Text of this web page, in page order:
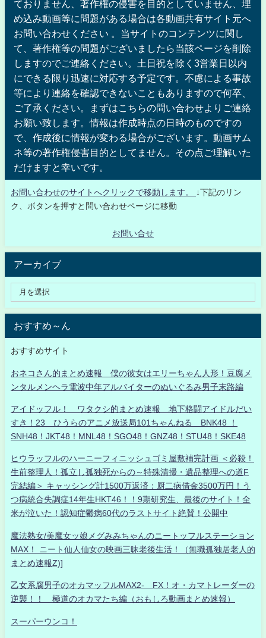
ておりません、著作権の侵害を目的としていません、埋
め込み動画等に問題がある場合は各動画共有サイト元へ
お問い合わせください 。当サイトのコンテンツに関し
て、著作権等の問題がございましたら当該ページを削除
しますのでご連絡ください。土日祝を除く3営業日以内
にできる限り迅速に対応する予定です。不慮による事故
等により連絡を確認できないこともありますので何卒、
ご了承ください。まずはこちらの問い合わせよりご連絡
お願い致します。情報は作成時点の日時のものですの
で、作成後に情報が変わる場合がございます。動画サム
ネ等の著作権侵害目的としてません。その点ご理解いた
だけますと幸いです。
お問い合わせのサイトへクリックで移動します。
↓下記のリン
ク、ボタンを押すと問い合わせページに移動
お問い合せ
アーカイブ
おすすめ～ん
おすすめサイト
おネコさん的まとめ速報 僕の彼女はエリーちゃん人形！豆腐メ
ンタルメンヘラ電波中年アルバイターのぬいぐるみ男子末路編
アイドッフル！ ワタクシ的まとめ速報 地下格闘アイドルだい
すき！23 ひうらのアニメ放送局101ちゃんねる BNK48 ！
SNH48！JKT48！MNL48！SGO48！GNZ48！STU48！SKE48
ヒウラッフルのハーニーフィニッシュゴミ屋敷補完計画 ＜必殺！
生前整理人！孤立し孤独死からの～特殊清掃・遺品整理への道F
完結編＞ キャッシング計1500万返済：厨二病借金3500万円！う
つ病統合失調症14年生HKT46！！9期研究生、最後のサイト！全
米が泣いた！認知症鬱病60代のラストサイト絶賛！公開中
魔法熟女/美魔女ッ娘メグみみちゃんのニートッフルステーション
MAX！ ニート仙人仙女の映画三昧老後生活！（無職孤独居老人的
まとめ速報Z)]
乙女系腐男子のオカマッフルMAX2- FX！オ・カマトレーダーの
逆襲！！ 極道のオカマたち編（おもしろ動画まとめ速報）
スーパーウンコ！